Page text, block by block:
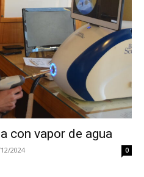
con vapor de agua
2024 0